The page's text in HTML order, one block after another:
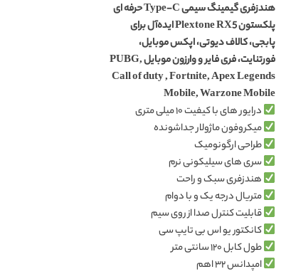
هندزفری گیمینگ سیمی Type-C حرفه ای
پلکستون Plextone RX5 ایده‌آل برای
پابجی، کالاف دیوتی، اپکس موبایل،
فورتنایت، فری فایر و وارزون موبایل PUBG,
Call of duty , Fortnite, Apex Legends
Mobile, Warzone Mobile
درایور های با کیفیت ۱۰ میلی متری
میکروفون ماژولار جداشونده
طراحی ارگونومیک
سری های سیلیکونی نرم
هندزفری سبک و راحت
متریال درجه یک و با دوام
قابلیت کنترل صدا از روی سیم
کانکتور یو اس بی تایپ سی
طول کابل ۱۲۰ سانتی متر
امپدانس ۳۲ اهم